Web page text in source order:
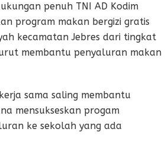
penuh TNI AD Kodim
program makan bergizi gratis
kecamatan Jebres dari tingkat
membantu penyaluran makan
sama saling membantu
mensukseskan progam
ke sekolah yang ada